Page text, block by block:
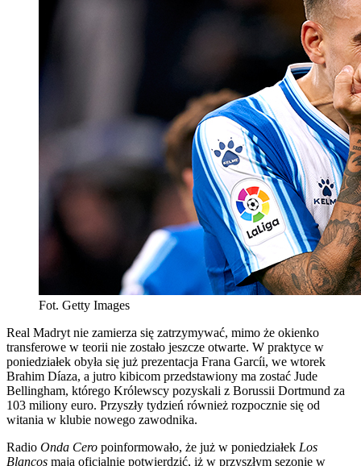
Fot. Getty Images
Real Madryt nie zamierza się zatrzymywać, mimo że okienko
transferowe w teorii nie zostało jeszcze otwarte. W praktyce w
poniedziałek obyła się już prezentacja Frana Garcíi, we wtorek
Brahim Díaza, a jutro kibicom przedstawiony ma zostać Jude
Bellingham, którego Królewscy pozyskali z Borussii Dortmund za
103 miliony euro. Przyszły tydzień również rozpocznie się od
witania w klubie nowego zawodnika.
Radio Onda Cero poinformowało, że już w poniedziałek Los
Blancos mają oficjalnie potwierdzić, iż w przyszłym sezonie w